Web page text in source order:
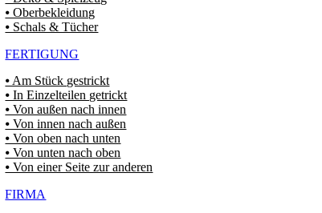
⦁ Oberbekleidung
⦁ Schals & Tücher
FERTIGUNG
⦁ Am Stück gestrickt
⦁ In Einzelteilen getrickt
⦁ Von außen nach innen
⦁ Von innen nach außen
⦁ Von oben nach unten
⦁ Von unten nach oben
⦁ Von einer Seite zur anderen
FIRMA